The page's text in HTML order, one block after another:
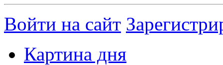
Войти на сайт
Картина дня